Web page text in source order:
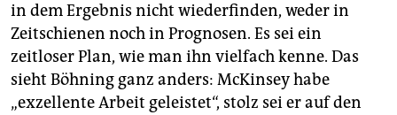
in dem Ergebnis nicht wiederfinden, weder in
Zeitschienen noch in Prognosen. Es sei ein
zeitloser Plan, wie man ihn vielfach kenne. Das
sieht Böhning ganz anders: McKinsey habe
„exzellente Arbeit geleistet“, stolz sei er auf den